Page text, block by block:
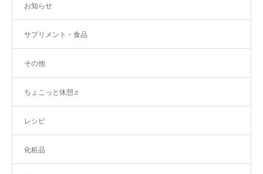
お知らせ
サプリメント・食品
その他
ちょこっと休憩♬
レシピ
化粧品